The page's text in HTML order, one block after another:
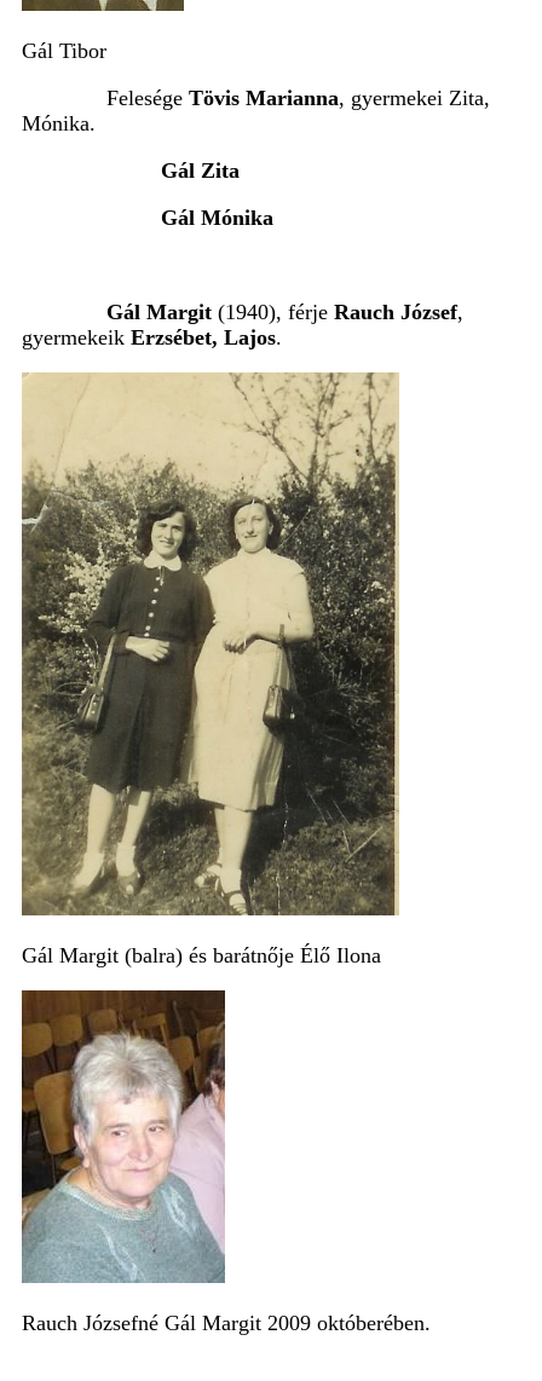
Gál Tibor
Felesége Tövis Marianna, gyermekei Zita,
Mónika.
Gál Zita
Gál Mónika
Gál Margit (1940), férje Rauch József,
gyermekeik Erzsébet, Lajos.
Gál Margit (balra) és barátnője Élő Ilona
Rauch Józsefné Gál Margit 2009 októberében.